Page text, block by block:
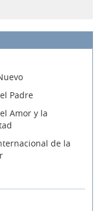
Padre
Amor y la
de la